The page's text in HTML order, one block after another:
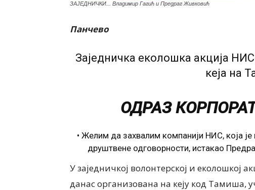
ЗАЈЕДНИЧКИ... Владимир Гагић и Предраг Живковић
Панчево
Заједничка еколошка акција
кеја на
ОДРАЗ
• Желим да захвалим компанији НИС, која
друштвене одговорности, истакао
У заједничкој волонтерској и еколошкој
данас организована на кеју код Тамиша,